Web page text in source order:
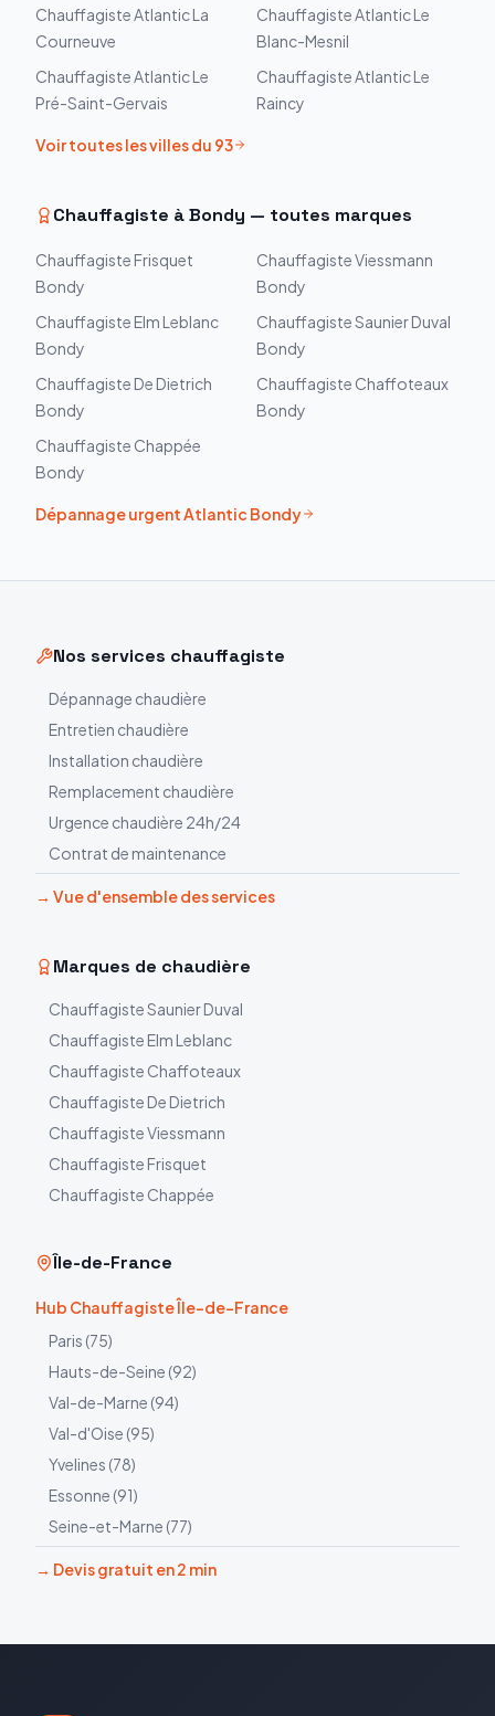
ChauffagisteAtlanticLa
Courneuve
ChauffagisteAtlanticLe
Blanc-Mesnil
ChauffagisteAtlanticLe
Pré-Saint-Gervais
ChauffagisteAtlanticLe
Raincy
Voir toutes les villes du 93
Chauffagiste àBondy — toutes marques
Chauffagiste Frisquet
Bondy
ChauffagisteViessmann
Bondy
Chauffagiste Elm Leblanc
Bondy
ChauffagisteSaunier Duval
Bondy
Chauffagiste De Dietrich
Bondy
Chauffagiste Chaffoteaux
Bondy
Chauffagiste Chappée
Bondy
Dépannage urgentAtlantic Bondy
Nos services chauffagiste
Dépannage chaudière
Entretien chaudière
Installation chaudière
Remplacement chaudière
Urgence chaudière 24h/24
Contrat de maintenance
→ Vue d'ensemble des services
Marques de chaudière
ChauffagisteSaunier Duval
Chauffagiste Elm Leblanc
Chauffagiste Chaffoteaux
Chauffagiste De Dietrich
ChauffagisteViessmann
Chauffagiste Frisquet
Chauffagiste Chappée
Île-de-France
Hub Chauffagiste Île-de-France
Paris (75)
Hauts-de-Seine (92)
Val-de-Marne (94)
Val-d'Oise (95)
Yvelines (78)
Essonne (91)
Seine-et-Marne (77)
→ Devis gratuit en 2 min